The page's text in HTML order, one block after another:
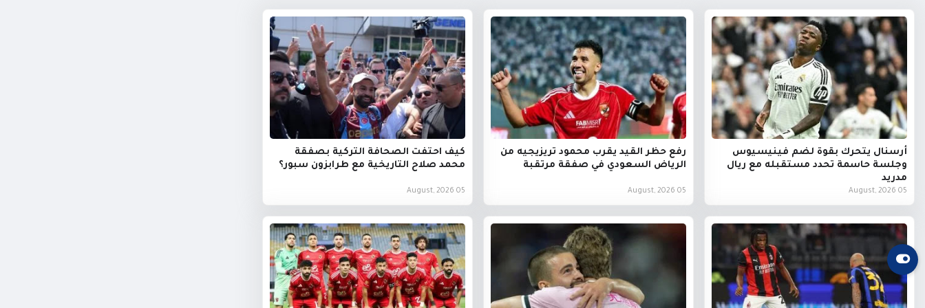
أرسنال يتحرك بقوة لضم فينيسيوس
وجلسة حاسمة تحدد مستقبله مع ريال
مدريد
05 August, 2026
رفع حظر القيد يقرب محمود تريزيجيه من
الرياض السعودي في صفقة مرتقبة
05 August, 2026
كيف احتفت الصحافة التركية بصفقة
محمد صلاح التاريخية مع طرابزون سبور؟
05 August, 2026